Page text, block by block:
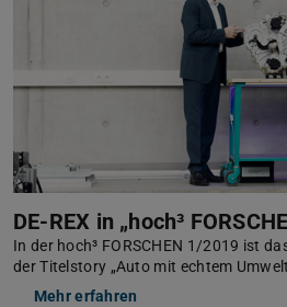
DE-REX in „hoch³
In der hoch³ FORSCHEN 1/2019 ist
der Titelstory „Auto mit echtem
Mehr erfahren